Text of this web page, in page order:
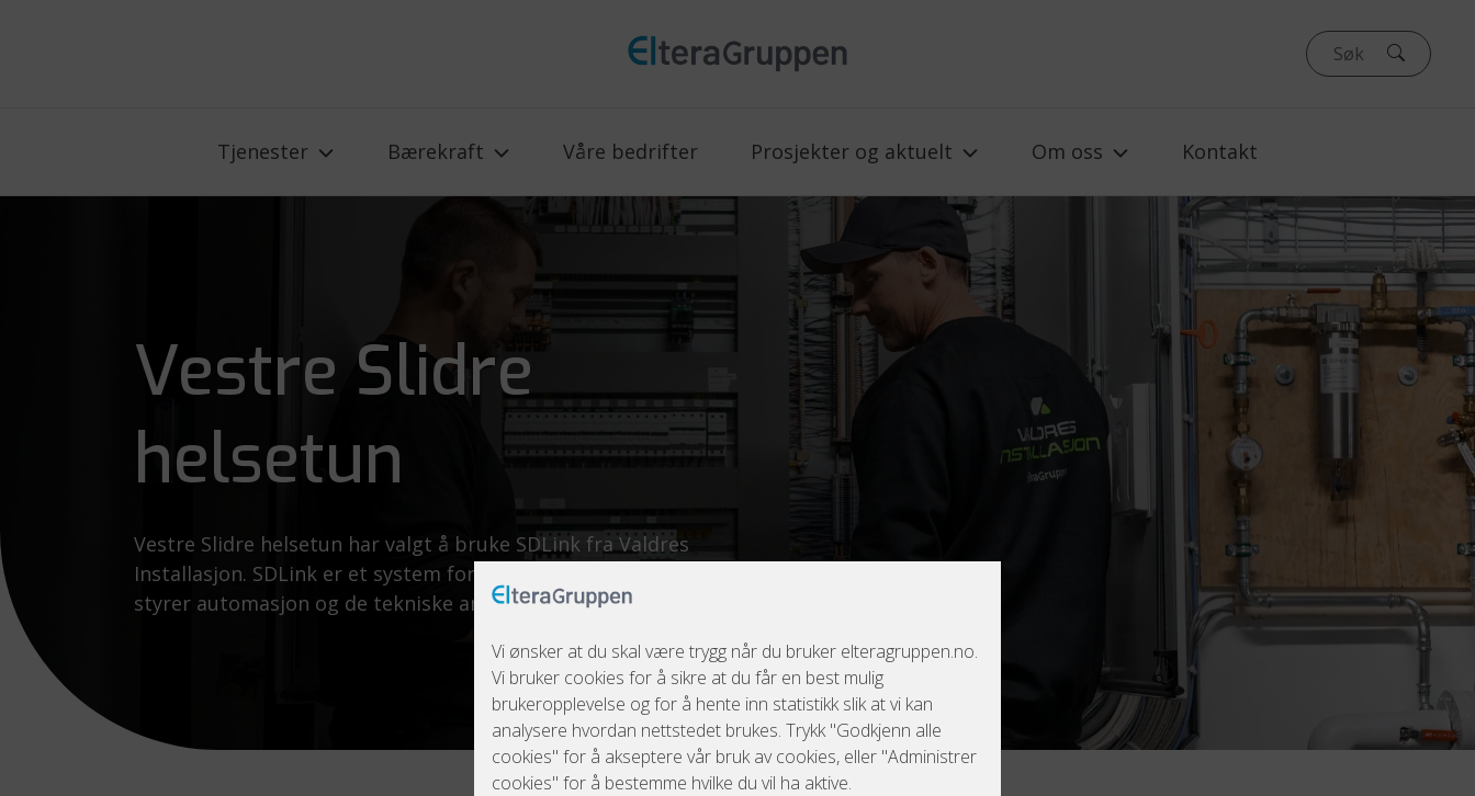
Tjenester Bærekraft Våre bedrifter Prosjekter og aktuelt Om oss Kontakt
Vestre Slidre
helsetun
Vestre Slidre helsetun har valgt å bruke SDLink fra Valdres
Installasjon. SDLink er et system for sentral driftskontroll som
styrer automasjon og de tekniske anleggene tilknyttet bygget.